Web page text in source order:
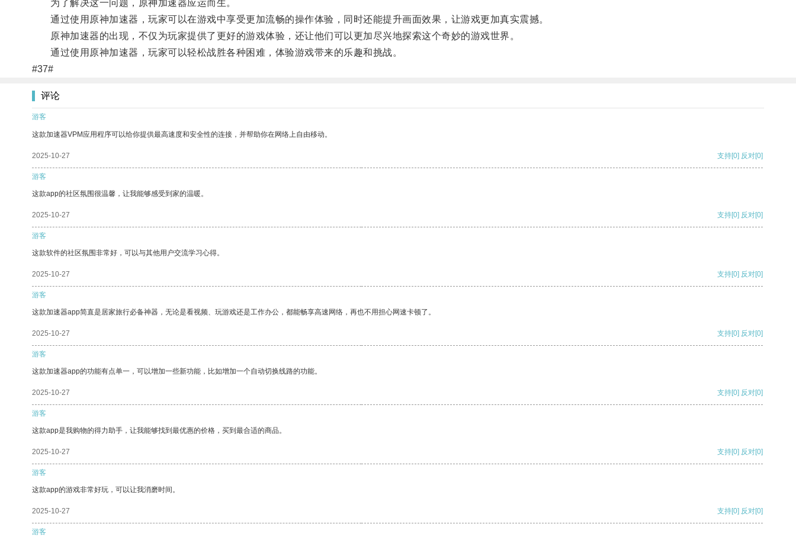
为了解决这一问题，原神加速器应运而生。
通过使用原神加速器，玩家可以在游戏中享受更加流畅的操作体验，同时还能提升画面效果，让游戏更加真实震撼。
原神加速器的出现，不仅为玩家提供了更好的游戏体验，还让他们可以更加尽兴地探索这个奇妙的游戏世界。
通过使用原神加速器，玩家可以轻松战胜各种困难，体验游戏带来的乐趣和挑战。
#37#
评论
游客
这款加速器VPM应用程序可以给你提供最高速度和安全性的连接，并帮助你在网络上自由移动。
2025-10-27 支持[0] 反对[0]
游客
这款app的社区氛围很温馨，让我能够感受到家的温暖。
2025-10-27 支持[0] 反对[0]
游客
这款软件的社区氛围非常好，可以与其他用户交流学习心得。
2025-10-27 支持[0] 反对[0]
游客
这款加速器app简直是居家旅行必备神器，无论是看视频、玩游戏还是工作办公，都能畅享高速网络，再也不用担心网速卡顿了。
2025-10-27 支持[0] 反对[0]
游客
这款加速器app的功能有点单一，可以增加一些新功能，比如增加一个自动切换线路的功能。
2025-10-27 支持[0] 反对[0]
游客
这款app是我购物的得力助手，让我能够找到最优惠的价格，买到最合适的商品。
2025-10-27 支持[0] 反对[0]
游客
这款app的游戏非常好玩，可以让我消磨时间。
2025-10-27 支持[0] 反对[0]
游客